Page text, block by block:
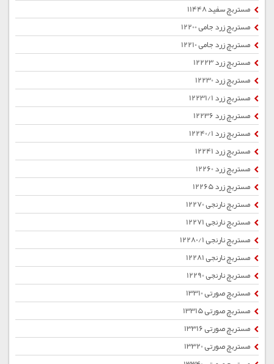
مستربچ سفید 11448
مستربچ زرد جامی 12200
مستربچ زرد جامی 12210
مستربچ زرد 12223
مستربچ زرد 12230
مستربچ زرد 12231/1
مستربچ زرد 12236
مستربچ زرد 12240/1
مستربچ زرد 12241
مستربچ زرد 12260
مستربچ زرد 12265
مستربچ نارنجی 12270
مستربچ نارنجی 12271
مستربچ نارنجی 12280/1
مستربچ نارنجی 12281
مستربچ نارنجی 12290
مستربچ صورتی 13310
مستربچ صورتی 13315
مستربچ صورتی 13316
مستربچ صورتی 13320